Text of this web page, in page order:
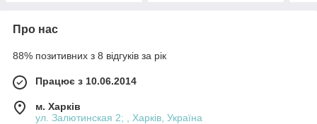
Про нас
88% позитивних з 8 відгуків за рік
Працює з 10.06.2014
м. Харків
ул. Залютинская 2; , Харків, Україна